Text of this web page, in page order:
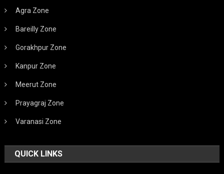
Agra Zone
Bareilly Zone
Gorakhpur Zone
Kanpur Zone
Meerut Zone
Prayagraj Zone
Varanasi Zone
QUICK LINKS